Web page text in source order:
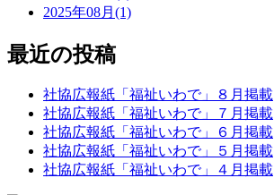
2025年08月(1)
最近の投稿
社協広報紙「福祉いわで」８月掲載
社協広報紙「福祉いわで」７月掲載
社協広報紙「福祉いわで」６月掲載
社協広報紙「福祉いわで」５月掲載
社協広報紙「福祉いわで」４月掲載